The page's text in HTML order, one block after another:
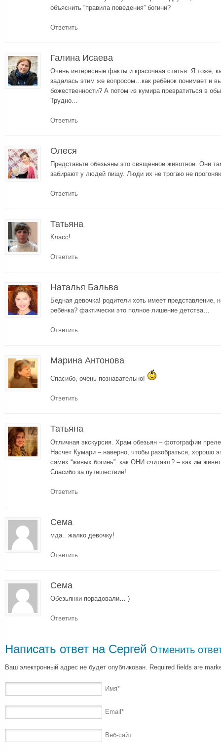
объяснить “правила поведения” богини?
Ответить
Галина Исаева
Очень интересные факты и красочная статья. Я тоже,
задалась этим же вопросом…как ребёнок понимает и
божественности? А потом из кумира превратиться в
Трудно…
Ответить
Олеся
Представьте обезьяны это священное животное. Они
забирают у людей пищу. Люди их не трогаю не
Ответить
Татьяна
Класс!
Ответить
Наталья Бальва
Бедная девочка! родители хоть имеет представление,
ребёнка? фактически это полное лишение детства…
Ответить
Марина Антонова
Спасибо, очень познавательно!
Ответить
Татьяна
Отличная экскурсия. Храм обезьян – фотографии
Насчет Кумари – наверно, чтобы разобраться, хорошо
самих “живых богинь”: как ОНИ считают? – как им
Спасибо за путешествие!
Ответить
Сема
мда.. жалко девочку!
Ответить
Сема
Обезьянки порадовали… )
Ответить
Написать ответ на Сергей Отменить
Ваш электронный адрес не будет опубликован. Required fields are
Имя*
Email *
Веб-сайт